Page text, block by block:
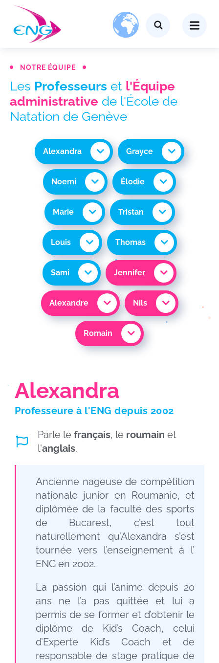
NOTRE ÉQUIPE
Les Professeurs et l'Équipe
administrative de l'École de
Natation de Genève
Alexandra Grayce
Noemi Élodie
Marie Tristan
Louis Thomas
Sami Jennifer
Alexandre Nils
Romain
Alexandra
Professeure à l'ENG depuis 2002
Parle le français, le roumain et
l'anglais.
Ancienne nageuse de compétition
nationale junior en Roumanie, et
diplômée de la faculté des sports
de Bucarest, c’est tout
naturellement qu’Alexandra s’est
tournée vers l’enseignement à l’
ENG en 2002.
La passion qui l’anime depuis 20
ans ne l’a pas quittée et lui a
permis de se former et d’obtenir le
diplôme de Kid’s Coach, celui
d’Experte Kid’s Coach et de
responsable de stage pratique de